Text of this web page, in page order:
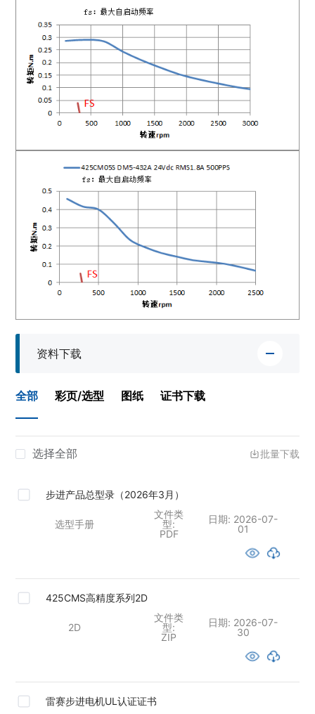
资料下载
全部 彩页/选型 图纸 证书下载
选择全部 批量下载
步进产品总型录（2026年3月）
选型手册
文件类
型:
PDF
日期: 2026-07-
01
425CMS高精度系列2D
2D
文件类
型:
ZIP
日期: 2026-07-
30
雷赛步进电机UL认证证书